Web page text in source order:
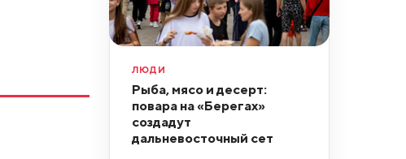
ЛЮДИ
Рыба, мясо и десерт:
повара на «Берегах»
создадут
дальневосточный сет